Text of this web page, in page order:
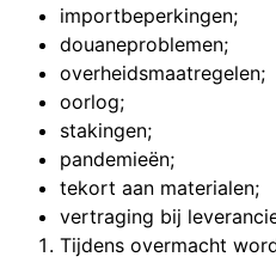
importbeperkingen;
douaneproblemen;
overheidsmaatregelen;
oorlog;
stakingen;
pandemieën;
tekort aan materialen;
vertraging bij
Tijdens overmacht